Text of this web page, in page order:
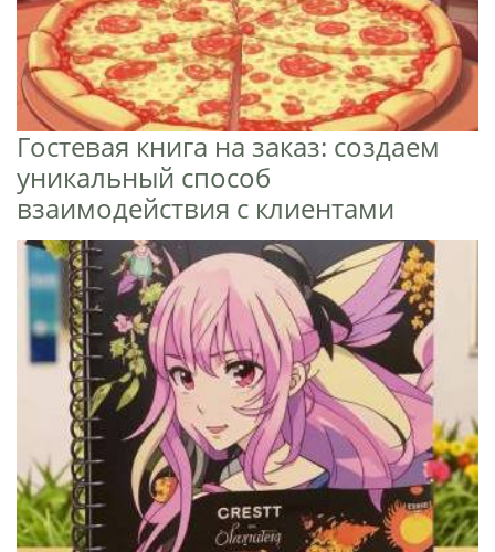
Гостевая книга на заказ: создаем
уникальный способ
взаимодействия с клиентами